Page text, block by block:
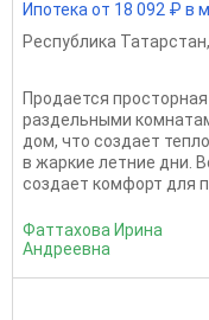
Ипотека от 18 092 ₽ в
Республика Татарстан,
Продается
раздельными
дом, что создает
в жаркие летние дни.
создает комфорт для
Фаттахова Ирина
Андреевна